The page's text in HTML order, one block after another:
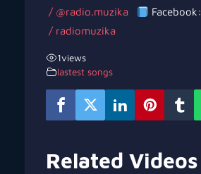
/ @radio.muzika
Facebook:
/ radiomuzika
1views
lastest songs
Related Videos